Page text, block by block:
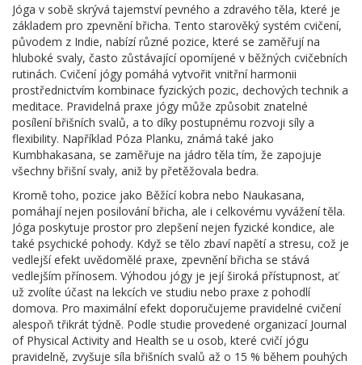
Jóga v sobě skrývá tajemství pevného a zdravého těla, které je
základem pro zpevnění břicha. Tento starověký systém cvičení,
původem z Indie, nabízí různé pozice, které se zaměřují na
hluboké svaly, často zůstávající opomíjené v běžných cvičebních
rutinách. Cvičení jógy pomáhá vytvořit vnitřní harmonii
prostřednictvím kombinace fyzických pozic, dechových technik a
meditace. Pravidelná praxe jógy může způsobit znatelné
posílení břišních svalů, a to díky postupnému rozvoji síly a
flexibility. Například Póza Planku, známá také jako
Kumbhakasana, se zaměřuje na jádro těla tím, že zapojuje
všechny břišní svaly, aniž by přetěžovala bedra.
Kromě toho, pozice jako Běžící kobra nebo Naukasana,
pomáhají nejen posilování břicha, ale i celkovému vyvážení těla.
Jóga poskytuje prostor pro zlepšení nejen fyzické kondice, ale
také psychické pohody. Když se tělo zbaví napětí a stresu, což je
vedlejší efekt uvědomělé praxe, zpevnění břicha se stává
vedlejším přínosem. Výhodou jógy je její široká přístupnost, ať
už zvolíte účast na lekcích ve studiu nebo praxe z pohodlí
domova. Pro maximální efekt doporučujeme pravidelné cvičení
alespoň třikrát týdně. Podle studie provedené organizací Journal
of Physical Activity and Health se u osob, které cvičí jógu
pravidelně, zvyšuje síla břišních svalů až o 15 % během pouhých